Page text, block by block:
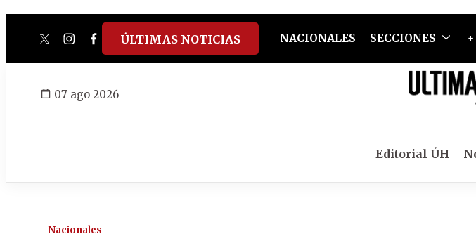
twitterinstagram
facebook
tiktokyoutube
spotify
ÚLTIMAS NOTICIAS NACIONALES SECCIONES
07 ago 2026
Editorial ÚH
Nacionales